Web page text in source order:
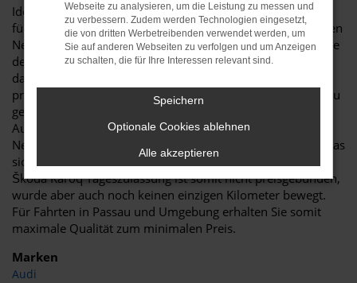
Ideen muss man haben! Eine Škoda Karoq Tageszulassung
für Passau ist eine clevere Möglichkeit, um gleichzeitig einen
Neuwagen zu fahren, hierfür aber lediglich einen Preis nahe
dem Gebrauchtwagenniveau zu zahlen. Dies funktioniert
dank eines Tricks, der in der Automobilbranche gerne
praktiziert wird: eine Škoda Karoq Tageszulassung ist genau
genommen ein klassischer Neuwagen. Viele
Automobilhändler sind jedoch in den Rabatten für
Neufahrzeuge an die Vorgaben der Hersteller gebunden, was
sich durch das Zulassen für einen Tag umgehen lässt. Eine
Škoda Karoq Tageszulassung ist somit nicht preisgebunden,
wurde aber auch noch keinen einzigen Kilometer bewegt.
Für Fahrten in Passau und Umgebung erhalten Sie somit
maximale Qualität zum minimalen Preis.
Marken
Audi
Webseite zu analysieren, um die Leistung zu messen und
zu verbessern. Zudem werden Technologien eingesetzt,
die von dritten Werbetreibenden verwendet werden, um
Sie auf anderen Webseiten zu verfolgen und um Anzeigen
zu schalten, die für Ihre Interessen relevant sind.
Speichern
Optionale Cookies ablehnen
Alle akzeptieren